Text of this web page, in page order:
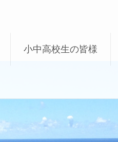
小中高校生の皆様